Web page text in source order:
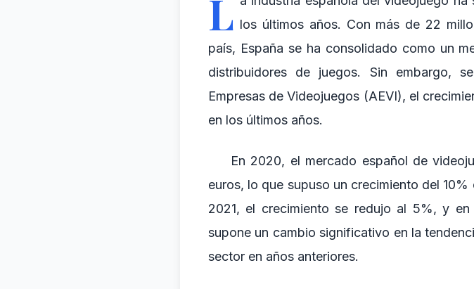
L los últimos años. Con más de 22
país, España se ha consolidado como un
distribuidores de juegos. Sin embargo,
Empresas de Videojuegos (AEVI), el
en los últimos años.
En 2020, el mercado español de
euros, lo que supuso un crecimiento del
2021, el crecimiento se redujo al 5%, y
supone un cambio significativo en la
sector en años anteriores.